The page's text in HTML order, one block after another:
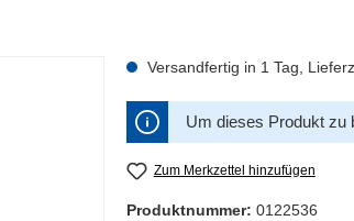
Versandfertig in 1 Tag,
Um dieses Produkt zu
Zum Merkzettel hinzufügen
Produktnummer: 0122536